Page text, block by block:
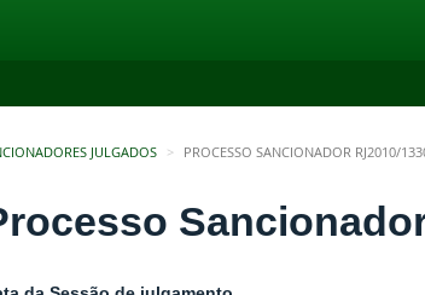
JULGADOS PROCESSO SANCIONADOR RJ2010/